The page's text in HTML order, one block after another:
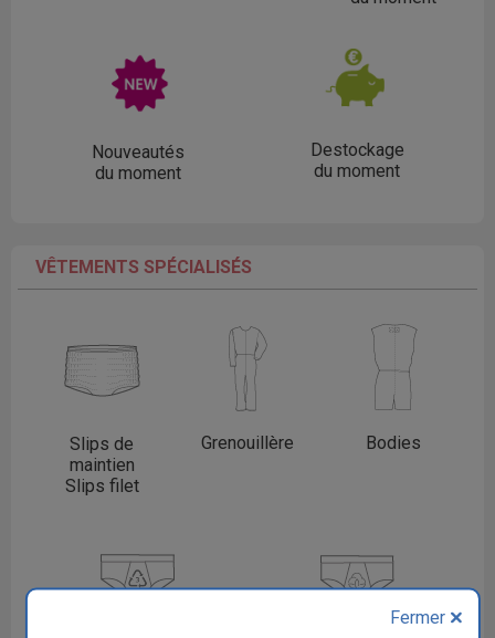
Nouveautés
du moment
Destockage
du moment
VÊTEMENTS SPÉCIALISÉS
Slips de
maintien
Slips filet
Grenouillère Bodies
Fermer